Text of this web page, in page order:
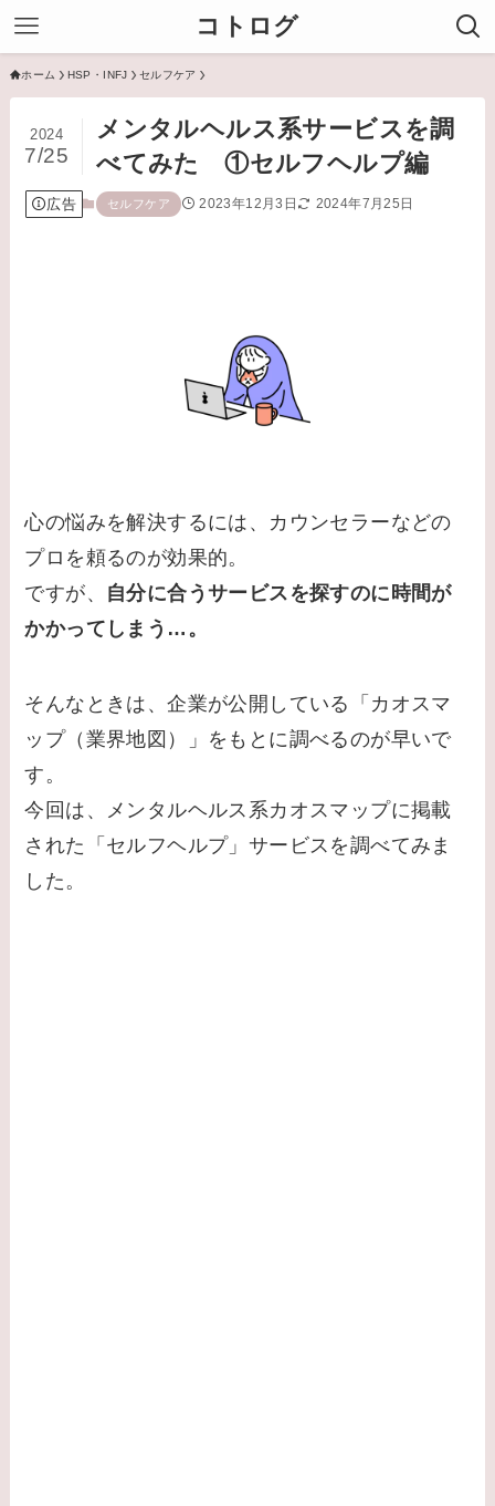
コトログ
ホーム HSP・INFJ セルフケア
メンタルヘルス系サービスを調
べてみた ①セルフヘルプ編
2024
7/25
広告 セルフケア 2023年12月3日 2024年7月25日
心の悩みを解決するには、カウンセラーなどの
プロを頼るのが効果的。
ですが、 自分に合うサービスを探すのに時間が
かかってしまう…。
そんなときは、企業が公開している「カオスマ
ップ（業界地図）」をもとに調べるのが早いで
す。
今回は、メンタルヘルス系カオスマップに掲載
された「セルフヘルプ」サービスを調べてみま
した。